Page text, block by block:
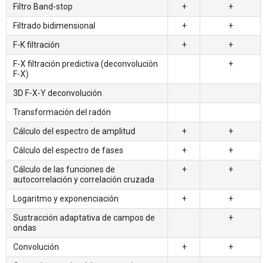
Filtro Band-stop
+
+
Filtrado bidimensional
+
+
F-K filtración
+
+
F-X filtración predictiva (deconvolución
F-X)
+
3D F-X-Y deconvolución
Transformación del radón
Cálculo del espectro de amplitud
+
+
Cálculo del espectro de fases
+
+
Cálculo de las funciones de
autocorrelación y correlación cruzada
+ +
Logaritmo y exponenciación +
+
Sustracción adaptativa de campos de
ondas
+
Convolución +
+